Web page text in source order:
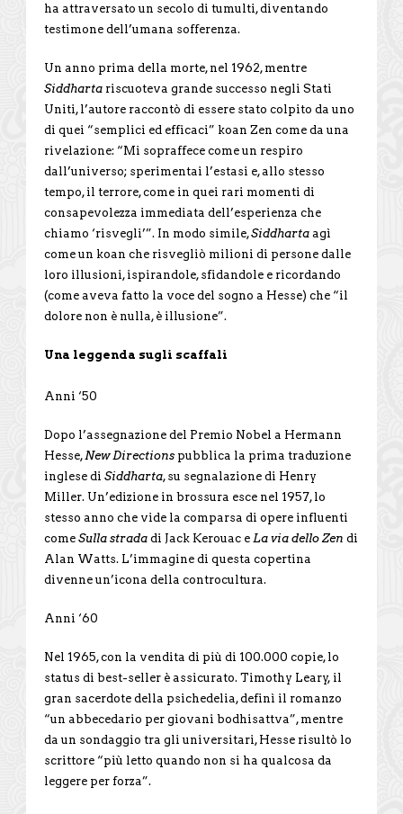
ha attraversato un secolo di tumulti, diventando
testimone dell’umana sofferenza.
Un anno prima della morte, nel 1962, mentre
Siddharta riscuoteva grande successo negli Stati
Uniti, l’autore raccontò di essere stato colpito da uno
di quei “semplici ed efficaci” koan Zen come da una
rivelazione: “Mi sopraffece come un respiro
dall’universo; sperimentai l’estasi e, allo stesso
tempo, il terrore, come in quei rari momenti di
consapevolezza immediata dell’esperienza che
chiamo ‘risvegli’”. In modo simile,Siddharta agì
come un koan che risvegliò milioni di persone dalle
loro illusioni, ispirandole, sfidandole e ricordando
(come aveva fatto la voce del sogno a Hesse) che “il
dolore non è nulla, è illusione”.
Una leggenda sugli scaffali
Anni ‘50
Dopo l’assegnazione del Premio Nobel a Hermann
Hesse,New Directions pubblica la prima traduzione
inglese di Siddharta, su segnalazione di Henry
Miller. Un’edizione in brossura esce nel 1957, lo
stesso anno che vide la comparsa di opere influenti
come Sulla strada di Jack Kerouac e La via dello Zen di
Alan Watts. L’immagine di questa copertina
divenne un’icona della controcultura.
Anni ‘60
Nel 1965, con la vendita di più di 100.000 copie, lo
status di best-seller è assicurato. Timothy Leary, il
gran sacerdote della psichedelia, definì il romanzo
“un abbecedario per giovani bodhisattva”, mentre
da un sondaggio tra gli universitari, Hesse risultò lo
scrittore “più letto quando non si ha qualcosa da
leggere per forza”.